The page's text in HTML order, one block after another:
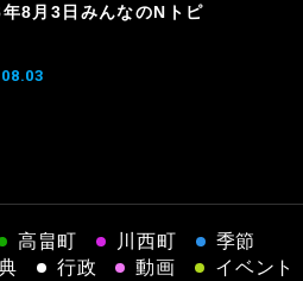
8月3日みんなのNトピ
高畠町 川西町
季節
行政 動画
イベント